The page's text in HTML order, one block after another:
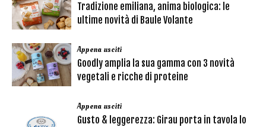
Tradizione emiliana, anima biologica: le
ultime novità di Baule Volante
Appena usciti
Goodly amplia la sua gamma con 3 novità
vegetali e ricche di proteine
Appena usciti
Gusto & leggerezza: Girau porta in tavola lo